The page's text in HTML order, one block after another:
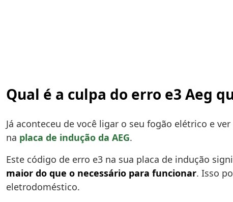
Qual é a culpa do erro e3 Aeg
Já aconteceu de você ligar o seu fogão elétrico e
na placa de indução da AEG.
Este código de erro e3 na sua placa de indução
maior do que o necessário para funcionar. Isso
eletrodoméstico.